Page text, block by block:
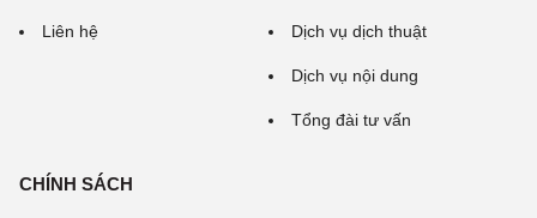
Liên hệ Dịch vụ dịch thuật
Dịch vụ nội dung
Tổng đài tư vấn
CHÍNH SÁCH